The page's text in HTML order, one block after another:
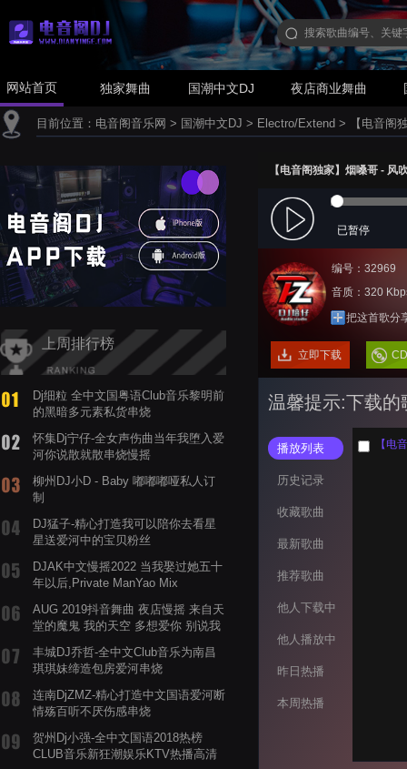
网站首页 独家舞曲 国潮中文DJ 夜店商业舞曲
目前位置： 电音阁音乐网 > 国潮中文DJ > Electro/Extend > 【电音阁
上周排行榜
Dj细粒 全中文国粤语Club音乐黎明前
的黑暗多元素私货串烧
怀集Dj宁仔-全女声伤曲当年我堕入爱
河你说散就散串烧慢摇
柳州DJ小D - Baby 嘟嘟嘟哑私人订
制
DJ猛子-精心打造我可以陪你去看星
星送爱河中的宝贝粉丝
DJAK中文慢摇2022 当我娶过她五十
年以后,Private ManYao Mix
AUG 2019抖音舞曲 夜店慢摇 来自天
堂的魔鬼 我的天空 多想爱你 别说我
丰城DJ乔哲-全中文Club音乐为南昌
琪琪妹缔造包房爱河串烧
连南DjZMZ-精心打造中文国语爱河断
情殇百听不厌伤感串烧
贺州Dj小强-全中文国语2018热榜
CLUB音乐新狂潮娱乐KTV热播高清
【电音阁独家】烟嗓哥 -
已暂停
编号：32969
音质：320
把这首歌分
立即下载
温馨提示:下载的
播放列表
历史记录
收藏歌曲
最新歌曲
推荐歌曲
他人下载中
他人播放中
昨日热播
本周热播
【电